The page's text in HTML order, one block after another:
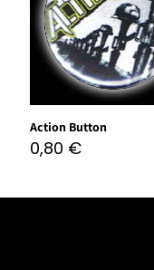
Action Button
0,80 €